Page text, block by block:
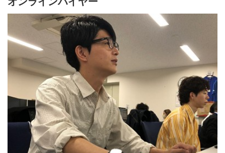
スタッフ管理のみならず、出張買取をどう伸ばしていけばいいの
か、顧客の声を拾い上げ部署内、社内提案を行いサービス改善も
行える風土があります。
管理していただくチームは、5~8名程となります。
自チーム内はもちろんのこと、他のチームとも連携を取りやすい
のが当社のコールセンターです。
【職務内容】
スーパーバイザー
【組織構成】
カスタマ―サポートグループ長1名（男性）
SV2名（男性）
オペレーターリーダー3名（女性）
オペレーター30名（男女）